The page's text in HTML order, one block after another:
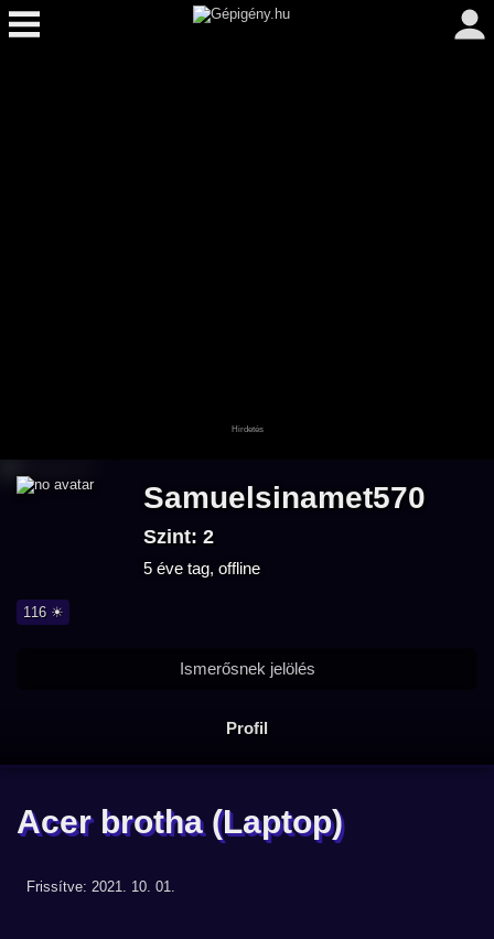
Samuelsinamet570
Szint: 2
5 éve tag, offline
116 ☀
Profil
Ismerősnek jelölés
Acer brotha (Laptop)
Frissítve: 2021. 10. 01.